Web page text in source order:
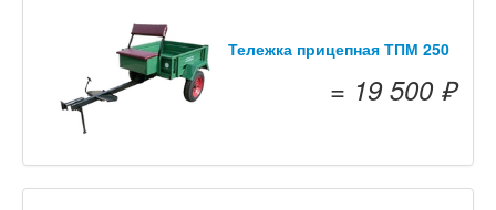
Тележка прицепная ТПМ 250
= 19 500 ₽